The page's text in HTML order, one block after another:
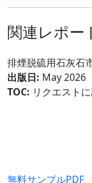
関連レポー
排煙脱硫用石灰石
出版日: May 2026
TOC: リクエスト
無料サンプルPDF